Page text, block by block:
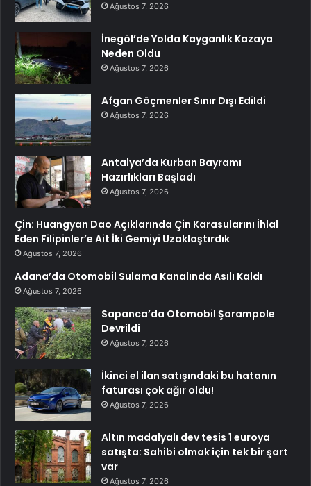
Ağustos 7, 2026
İnegöl’de Yolda Kayganlık Kazaya
Neden Oldu
Ağustos 7, 2026
Afgan Göçmenler Sınır Dışı Edildi
Ağustos 7, 2026
Antalya’da Kurban Bayramı
Hazırlıkları Başladı
Ağustos 7, 2026
Çin: Huangyan Dao Açıklarında Çin Karasularını İhlal
Eden Filipinler’e Ait İki Gemiyi Uzaklaştırdık
Ağustos 7, 2026
Adana’da Otomobil Sulama Kanalında Asılı Kaldı
Ağustos 7, 2026
Sapanca’da Otomobil Şarampole
Devrildi
Ağustos 7, 2026
İkinci el ilan satışındaki bu hatanın
faturası çok ağır oldu!
Ağustos 7, 2026
Altın madalyalı dev tesis 1 euroya
satışta: Sahibi olmak için tek bir şart
var
Ağustos 7, 2026